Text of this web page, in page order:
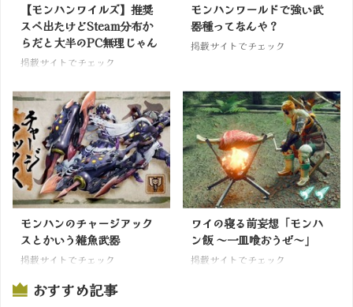
【モンハンワイルズ】推奨
スペ出たけどSteam分布か
らだと大半のPC無理じゃん
掲載サイトでチェック
モンハンワールドで強い武
器種ってなんや？
掲載サイトでチェック
モンハンのチャージアック
スとかいう雑魚武器
掲載サイトでチェック
ワイの寝る前妄想「モンハ
ン飯 ～一皿喰おうぜ～」
掲載サイトでチェック
おすすめ記事